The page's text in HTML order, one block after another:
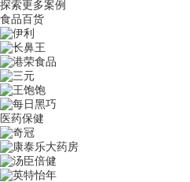
探索更多案例
食品百货
医药保健